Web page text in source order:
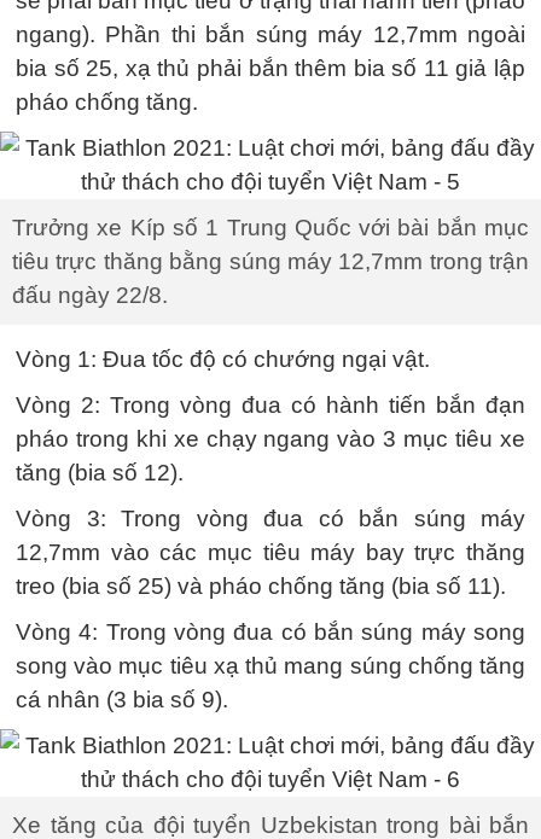
ngang). Phần thi bắn súng máy 12,7mm ngoài
bia số 25, xạ thủ phải bắn thêm bia số 11 giả lập
pháo chống tăng.
Trưởng xe Kíp số 1 Trung Quốc với bài bắn mục
tiêu trực thăng bằng súng máy 12,7mm trong trận
đấu ngày 22/8.
Vòng 1: Đua tốc độ có chướng ngại vật.
Vòng 2: Trong vòng đua có hành tiến bắn đạn
pháo trong khi xe chạy ngang vào 3 mục tiêu xe
tăng (bia số 12).
Vòng 3: Trong vòng đua có bắn súng máy
12,7mm vào các mục tiêu máy bay trực thăng
treo (bia số 25) và pháo chống tăng (bia số 11).
Vòng 4: Trong vòng đua có bắn súng máy song
song vào mục tiêu xạ thủ mang súng chống tăng
cá nhân (3 bia số 9).
Xe tăng của đội tuyển Uzbekistan trong bài bắn